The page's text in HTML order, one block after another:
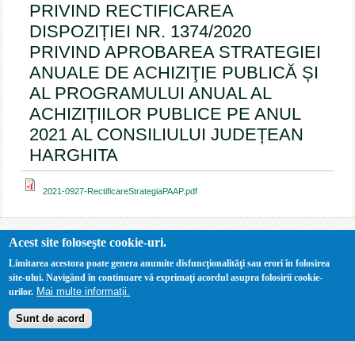
PRIVIND RECTIFICAREA
DISPOZIȚIEI NR. 1374/2020
PRIVIND APROBAREA STRATEGIEI
ANUALE DE ACHIZIŢIE PUBLICĂ ȘI
AL PROGRAMULUI ANUAL AL
ACHIZIȚIILOR PUBLICE PE ANUL
2021 AL CONSILIULUI JUDEȚEAN
HARGHITA
2021-0927-RectificareStrategiaPAAP.pdf
Acest site foloseşte cookie-uri.
Limitarea acestora poate genera anumite disfuncţionalităţi sau erori în folosirea
site-ului. Navigând în continuare vă exprimaţi acordul asupra folosirii cookie-
urilor. Mai multe informații.
Sunt de acord